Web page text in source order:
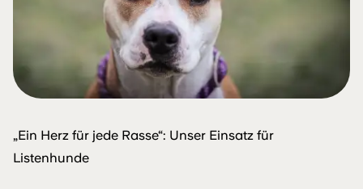
„Ein Herz für jede Rasse“: Unser Einsatz für
Listenhunde